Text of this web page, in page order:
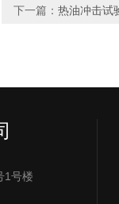
下一篇： 热油冲击试
1号楼